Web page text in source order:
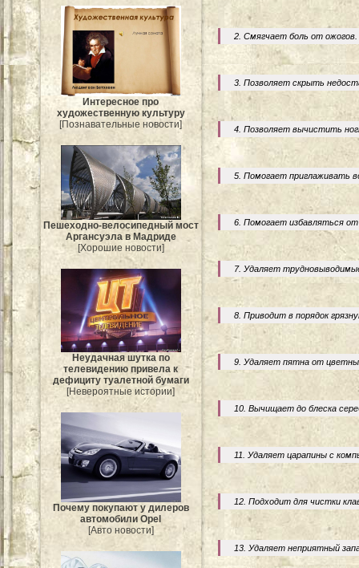
Интересное про
художественную культуру
[Познавательные новости]
Пешеходно-велосипедный мост
Аргансуэла в Мадриде
[Хорошие новости]
Неудачная шутка по
телевидению привела к
дефициту туалетной бумаги
[Невероятные истории]
Почему покупают у дилеров
автомобили Opel
[Авто новости]
2. Смягчает боль от ожогов.
3. Позволяет скрыть
4. Позволяет вычистить
5. Помогает приглаживать
6. Помогает избавляться от
7. Удаляет
8. Приводит в порядок
9. Удаляет пятна от
10. Вычищает до блеска
11. Удаляет царапины с
12. Подходит для чистки
13. Удаляет неприятный